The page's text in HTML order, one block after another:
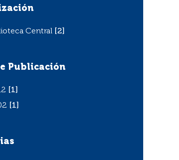
CentralCentral [2]
Publicación
[1]
[1]